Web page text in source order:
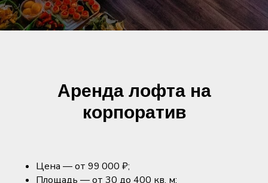
Аренда лофта на
корпоратив
Цена — от 99 000 ₽;
Площадь — от 30 до 400 кв. м;